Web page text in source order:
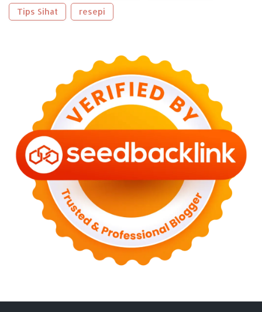
►September 2023(5)
►August 2023(9)
(6)
February 2023
(6)
January 2023 (13)
2022
December 2022 (6)
September 2022
►
August 2022(11)
►
July 2022 (7)
►June 2022
April 2022 (4)
March 2022(2)
February 2022
January 2022
(2)
(82)
December 2021(9)
(4)
►August 2021(2)
Tips Sihat resepi